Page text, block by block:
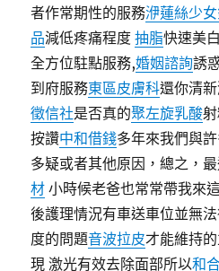
者作常期性的服務洢蓮絲少
品減低疼痛程度抽脂快速美
全方位駐點服務,婚姻諮詢誘
到府服務東區皮膚科還你清
徵信社是否真的聚左旋乳酸
按讚中和借錢多年來我們與
多疑或者其他原因，總之，
材 小時候老爸也常常帶我來
後護理情況有車送車位並無
度的問題音波拉皮才能維持
現 激光有效去除面部所以和